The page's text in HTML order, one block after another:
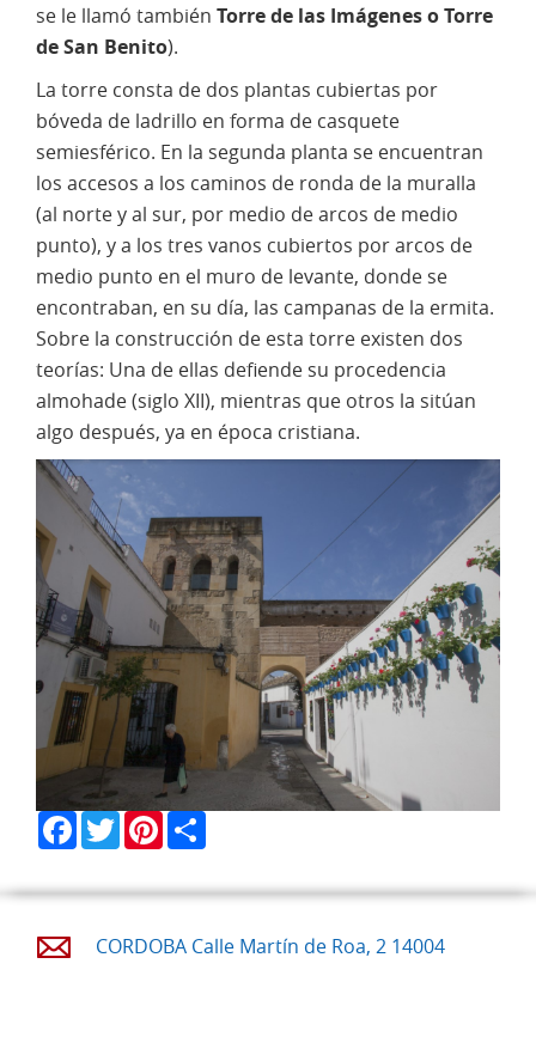
se le llamó también Torre de las Imágenes o Torre
de San Benito).
La torre consta de dos plantas cubiertas por
bóveda de ladrillo en forma de casquete
semiesférico. En la segunda planta se encuentran
los accesos a los caminos de ronda de la muralla
(al norte y al sur, por medio de arcos de medio
punto), y a los tres vanos cubiertos por arcos de
medio punto en el muro de levante, donde se
encontraban, en su día, las campanas de la ermita.
Sobre la construcción de esta torre existen dos
teorías: Una de ellas defiende su procedencia
almohade (siglo XII), mientras que otros la sitúan
algo después, ya en época cristiana.
Facebook
TwitterPinterest
Share
CORDOBA Calle Martín de Roa, 2 14004